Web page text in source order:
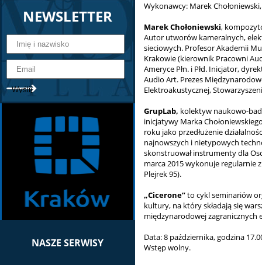
NEWSLETTER
NASZE SERWISY
Wykonawcy: Marek
Marek Chołoniewski,
Autor utworów kameralnych,
sieciowych. Profesor Akademii
Krakowie (kierownik Pracowni
Ameryce Płn. i Płd. Inicjator,
Audio Art. Prezes
Elektroakustycznej,
GrupLab, kolektyw naukowo-
inicjatywy Marka
roku jako przedłużenie
najnowszych i nietypowych
skonstruował instrumenty dla
marca 2015 wykonuje
Plejrek 95).
„Cicerone”to cykl seminariów
kultury, na który składają się
międzynarodowej zagranicznych
Data: 8 października, godzina
Wstęp wolny.